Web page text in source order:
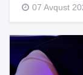
07 Avqust